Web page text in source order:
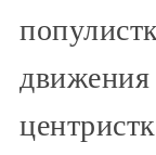
движения